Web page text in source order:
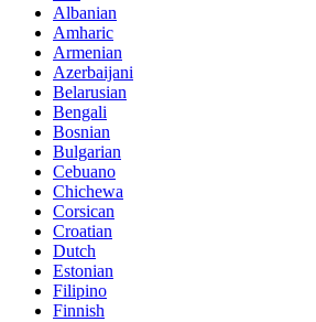
Albanian
Amharic
Armenian
Azerbaijani
Belarusian
Bengali
Bosnian
Bulgarian
Cebuano
Chichewa
Corsican
Croatian
Dutch
Estonian
Filipino
Finnish